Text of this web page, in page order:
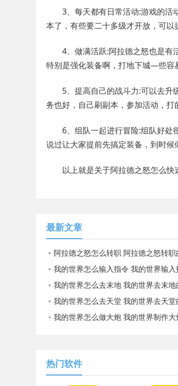
3、每天都有日常活动:游戏的活
本了，有些要二十多级才开放，可以
4、做满活跃:阿拉德之怒也是有活
特别是强化装备啊，打地下城—些容
5、提高自己的战斗力:可以去升
务也好，自己刷副本，参加活动，打
6、组队一起进行冒险:组队好处
说过让大家提前先搞定装备，到时候
以上就是关于阿拉德之怒怎么快
最新文章
阿拉德之怒怎么转职 阿拉德之怒转
我的世界怎么输入指令 我的世界输
我的世界怎么去末地 我的世界去末
我的世界怎么去天堂 我的世界去天
我的世界怎么做大炮 我的世界制作
热门软件